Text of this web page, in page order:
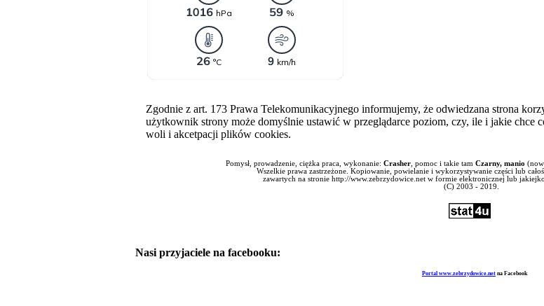
Zgodnie z art. 173 Prawa Telekomunikacyjnego informujemy, że odwiedzana strona
użytkownik strony może domyślnie ustawić w przeglądarce poziom, czy, ile i jakie chce
woli i akcetpacji plików cookies.
Pomysł, prowadzenie, ciężka praca, wykonanie: Crasher, pomoc i takie tam Czarny, manio
Wszelkie prawa zastrzeżone. Kopiowanie, powielanie i wykorzystywanie części lub
zawartych na stronie http://www.zebrzydowice.net w formie elektronicznej lub
(C) 2003 - 2019.
Nasi przyjaciele na facebooku:
Portal www.zebrzydowice.net na Facebook